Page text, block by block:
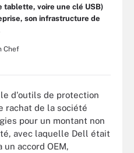
tablette, voire une clé USB)
son infrastructure de
Chef
d'outils de protection
rachat de la société
pour un montant non
avec laquelle Dell était
accord OEM,